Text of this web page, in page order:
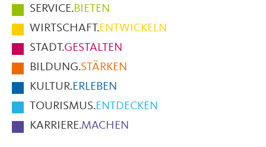
Hauptmenüpunkte
im
Fußbereich
der
Seite
SERVICE.BIETEN
WIRTSCHAFT.ENTWICKELN
STADT.GESTALTEN
BILDUNG.STÄRKEN
KULTUR.ERLEBEN
TOURISMUS.ENTDECKEN
KARRIERE.MACHEN